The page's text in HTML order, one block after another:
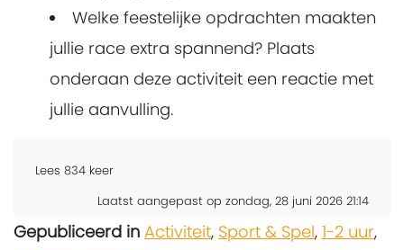
Welke feestelijke opdrachten maakten
jullie race extra spannend? Plaats
onderaan deze activiteit een reactie met
jullie aanvulling.
Lees 834 keer
Laatst aangepast op zondag, 28 juni 2026 21:14
Gepubliceerd in Activiteit, Sport & Spel, 1-2 uur,